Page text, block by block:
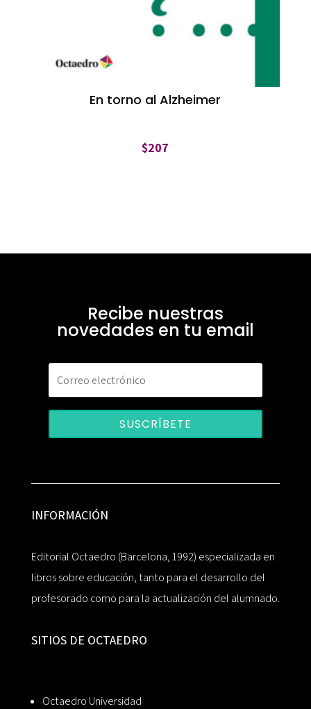
En torno al Alzheimer
$207
Recibe nuestras
novedades en tu email
SUSCRÍBETE
INFORMACIÓN
Editorial Octaedro (Barcelona, 1992) especializada en
libros sobre educación, tanto para el desarrollo del
profesorado como para la actualización del alumnado.
SITIOS DE OCTAEDRO
Octaedro Universidad